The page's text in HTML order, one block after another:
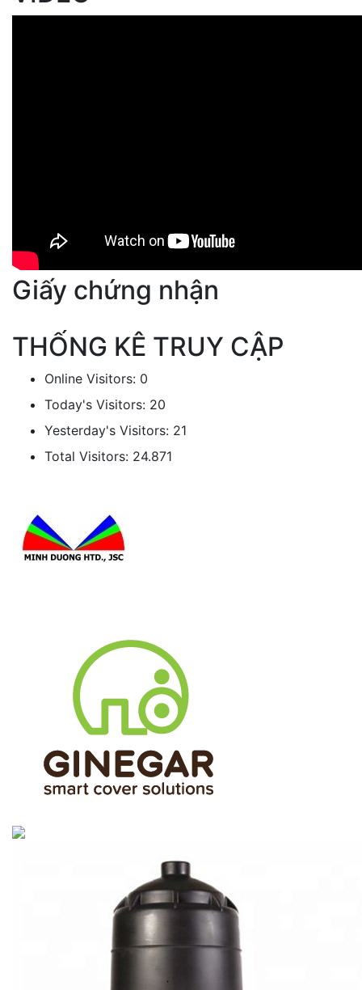
Giấy chứng nhận
THỐNG KÊ TRUY CẬP
Online Visitors: 0
Today's Visitors: 20
Yesterday's Visitors: 21
Total Visitors: 24.871